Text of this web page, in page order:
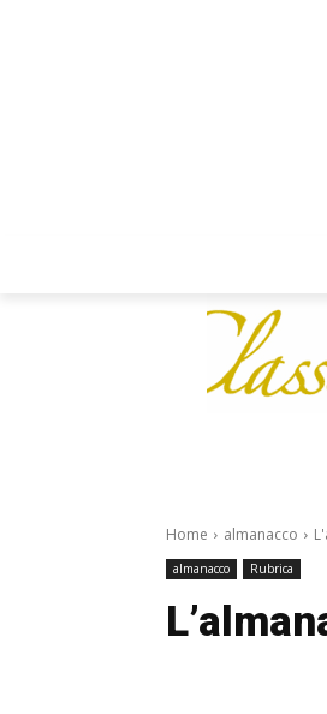
Home almanacco
almanacco Rubrica